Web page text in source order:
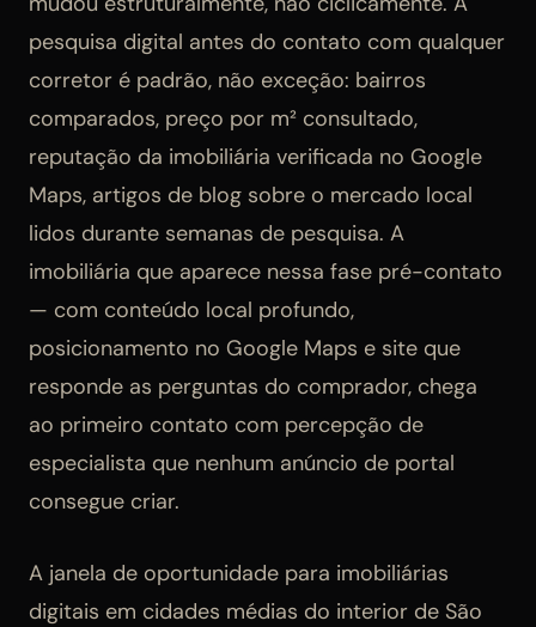
pesquisa digital antes do contato com qualquer
corretor é padrão, não exceção: bairros
comparados, preço por m² consultado,
reputação da imobiliária verificada no Google
Maps, artigos de blog sobre o mercado local
lidos durante semanas de pesquisa. A
imobiliária que aparece nessa fase pré-contato
— com conteúdo local profundo,
posicionamento no Google Maps e site que
responde as perguntas do comprador, chega
ao primeiro contato com percepção de
especialista que nenhum anúncio de portal
consegue criar.
A janela de oportunidade para imobiliárias
digitais em cidades médias do interior de São